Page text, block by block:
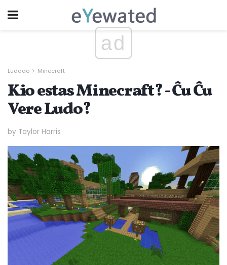
ad
Ludado Minecraft
Kio estas Minecraft? - Ĉu Ĉu
Vere Ludo?
by Taylor Harris